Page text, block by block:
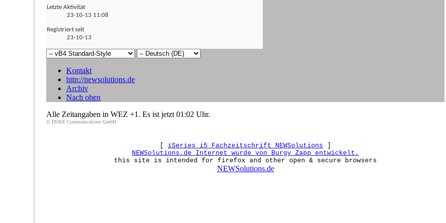
Letzte Aktivität
23-10-13 11:08
Registriert seit
23-10-13
Kontakt
http://newsolutions.de
Archiv
Nach oben
Alle Zeitangaben in WEZ +1. Es ist jetzt 01:02 Uhr.
© DUKE Communications GmbH
iSeries i5 Fachzeitschrift NEWSolutions
NEWSolutions.de Internet wurde von Burgy Zapp entwickelt.
this site is intended for firefox and other open & secure browsers
NEWSolutions.de